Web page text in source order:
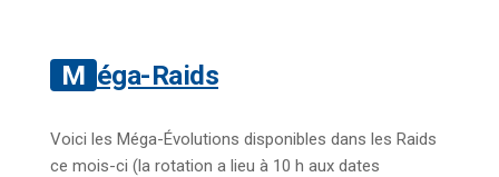
Méga-Raids
Voici les Méga-Évolutions disponibles dans les Raids
ce mois-ci (la rotation a lieu à 10 h aux dates